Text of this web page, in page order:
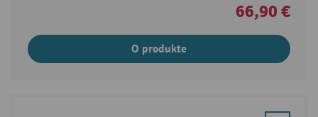
66,90 €
O produkte